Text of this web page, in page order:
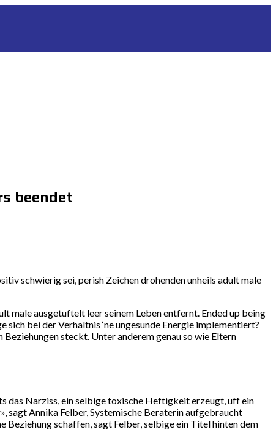
beendet
schwierig sei, perish Zeichen drohenden unheils adult male
male ausgetuftelt leer seinem Leben entfernt. Ended up being
bei der Verhaltnis ‘ne ungesunde Energie implementiert?
steckt. Unter anderem genau so wie Eltern
das Narziss, ein selbige toxische Heftigkeit erzeugt, uff ein
sagt Annika Felber, Systemische Beraterin aufgebraucht
schaffen, sagt Felber, selbige ein Titel hinten dem